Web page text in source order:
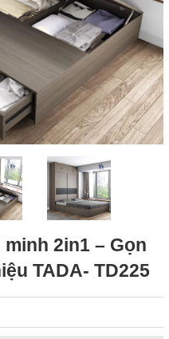
2in1 – Gọn
TADA- TD225